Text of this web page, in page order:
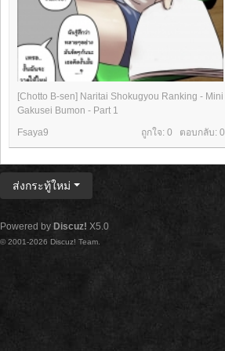
[Chotto B-sen] Naritai Shokugyou Ranking - Mini
Gakusei Bumon - Part 1
ถูกใจ: 0 ตอบกลับ: 0
Fsaya9
ส่งกระทู้ใหม่
Powered by Discuz! X5.0
© 2001-2026 Discuz! Team